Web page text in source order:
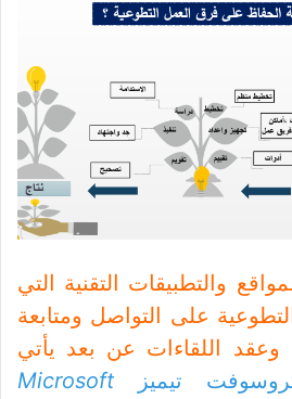
والتطبيقات التقنية التي
على التواصل ومتابعة
وعقد اللقاءات عن بعد يأتي
تيميز Microsoft